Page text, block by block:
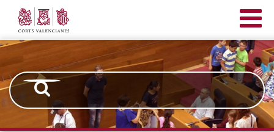
contingut
Corts
Valencianes